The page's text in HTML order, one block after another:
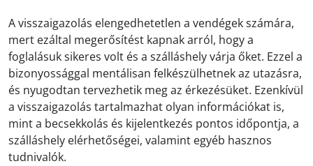
A visszaigazolás elengedhetetlen a vendégek számára,
mert ezáltal megerősítést kapnak arról, hogy a
foglalásuk sikeres volt és a szálláshely várja őket. Ezzel a
bizonyossággal mentálisan felkészülhetnek az utazásra,
és nyugodtan tervezhetik meg az érkezésüket. Ezenkívül
a visszaigazolás tartalmazhat olyan információkat is,
mint a becsekkolás és kijelentkezés pontos időpontja, a
szálláshely elérhetőségei, valamint egyéb hasznos
tudnivalók.